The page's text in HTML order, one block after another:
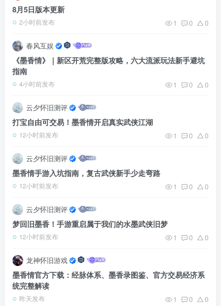
8月5日版本更新
2小时前发布 1 0 0
春风互娱
《墨香情》｜新区开荒完整版攻略，六大流派玩法新手避坑
指南
4小时前发布 1 0 0
云夕怀旧测评
打宝自由可交易！墨香情开启真实武侠江湖
12小时前发布 1 0 0
云夕怀旧测评
墨香情手游入坑指南，复古武侠新手少走弯路
12小时前发布 1 0 0
云夕怀旧测评
梦回旧墨香！手游重启属于我们的水墨武侠旧梦
12小时前发布 1 0 0
龙神怀旧游戏
墨香情官方下载：经脉体系、墨香录图鉴、官方交易经济系
统完整解读
昨天发布 1 0 0